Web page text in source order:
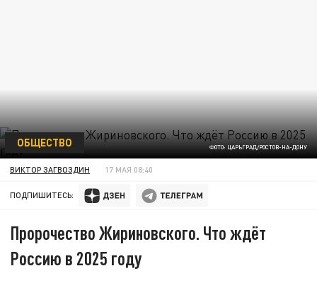
ФОТО: ЦАРЬГРАД/РОСТОВ-НА-ДОНУ
ОБЩЕСТВО
ВИКТОР ЗАГВОЗДИН 17 МАЯ 08:40
ПОДПИШИТЕСЬ:
Пророчество Жириновского. Что ждёт
Россию в 2025 году